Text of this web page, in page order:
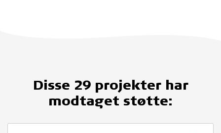
Disse 29 projekter har
modtaget støtte: